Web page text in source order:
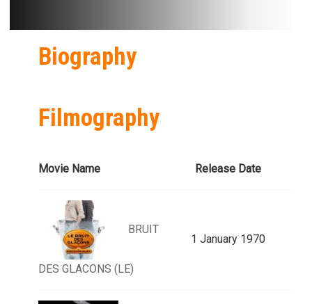
Biography
Filmography
Movie Name Release Date
BRUIT
DES GLACONS (LE)
1 January 1970